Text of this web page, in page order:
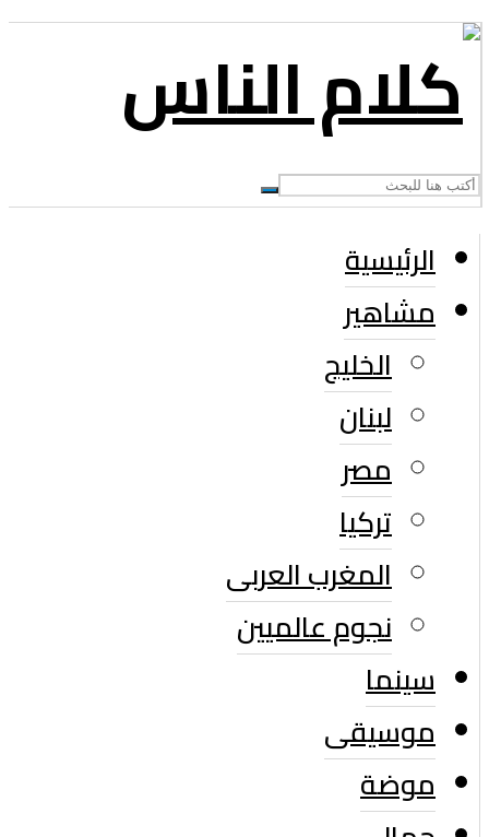
الرئيسية
مشاهير
الخليج
لبنان
مصر
تركيا
المغرب العربى
نجوم عالميين
سينما
موسيقى
موضة